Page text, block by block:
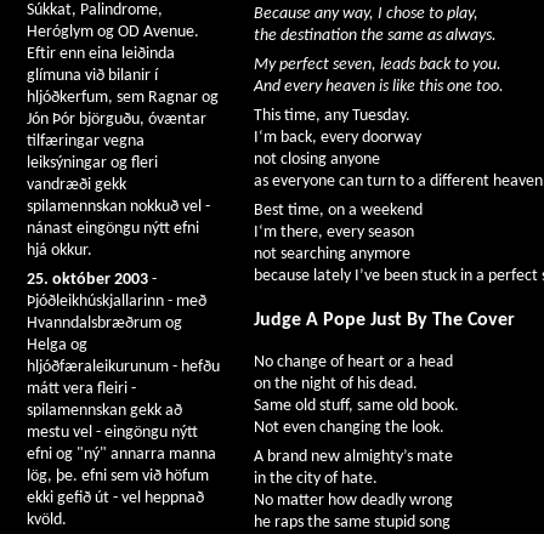
Súkkat, Palindrome,
Heróglym og OD Avenue.
Eftir enn eina leiðinda
glímuna við bilanir í
hljóðkerfum, sem Ragnar og
Jón Þór björguðu, óvæntar
tilfæringar vegna
leiksýningar og fleri
vandræði gekk
spilamennskan nokkuð vel -
nánast eingöngu nýtt efni
hjá okkur.
25. október 2003 -
Þjóðleikhúskjallarinn - með
Hvanndalsbræðrum og
Helga og
hljóðfæraleikurunum - hefðu
mátt vera fleiri -
spilamennskan gekk að
mestu vel - eingöngu nýtt
efni og "ný" annarra manna
lög, þe. efni sem við höfum
ekki gefið út - vel heppnað
kvöld.
Because any way, I chose to play,
the destination the same as always.
My perfect seven, leads back to you.
And every heaven is like this one too.
This time, any Tuesday.
I‘m back, every doorway
not closing anyone
as everyone can turn to a different
Best time, on a weekend
I‘m there, every season
not searching anymore
because lately I’ve been stuck in a perfect
Judge A Pope Just By The Cover
No change of heart or a head
on the night of his dead.
Same old stuff, same old book.
Not even changing the look.
A brand new almighty’s mate
in the city of hate.
No matter how deadly wrong
he raps the same stupid song